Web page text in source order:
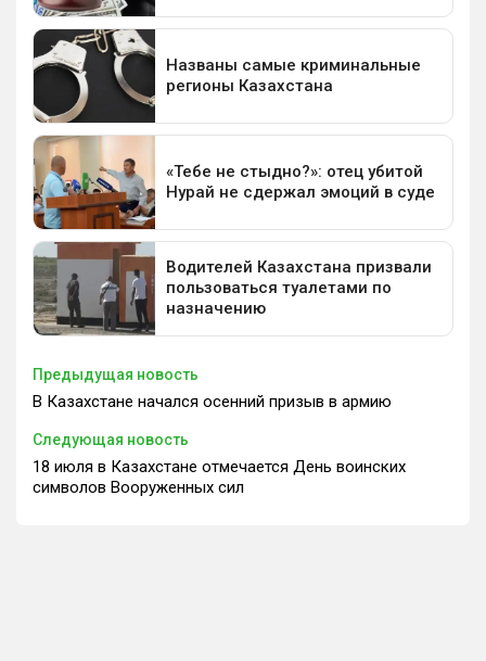
Предыдущая новость
В Казахстане начался осенний призыв в армию
Следующая новость
18 июля в Казахстане отмечается День воинских
символов Вооруженных сил